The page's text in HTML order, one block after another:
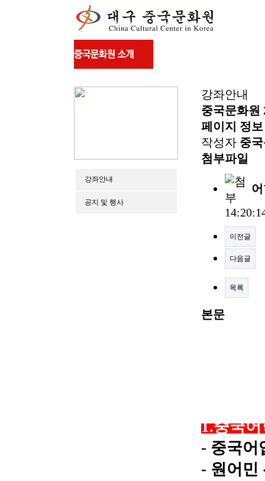
강좌안내
공지 및 행사
강좌안내
중국문화원
페이지 정보
작성자 중
첨부파일
이전글
다음글
목록
본문
​1.중국
​- 중국어
- 원어민